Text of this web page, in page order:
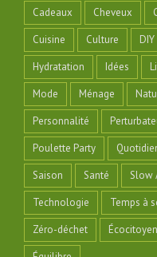
Cadeaux
Cheveux
Cuisine
Culture DIY
Hydratation
Idées
Mode
Ménage
Personnalité
Poulette Party
Saison
Santé Slow
Technologie
Temps à
Zéro-déchet
Écocitoyen